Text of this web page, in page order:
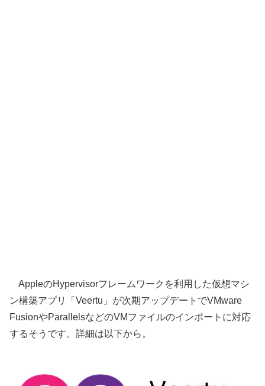
AppleのHypervisorフレームワークを利用した仮想マシ
ン構築アプリ「Veertu」が次期アップデートでVMware
FusionやParallelsなどのVMファイルのインポートに対応
するそうです。詳細は以下から。